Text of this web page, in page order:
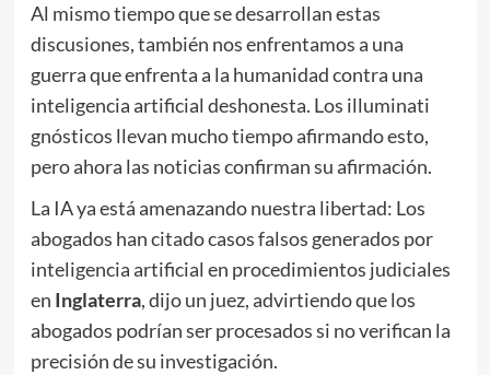
Al mismo tiempo que se desarrollan estas
discusiones, también nos enfrentamos a una
guerra que enfrenta a la humanidad contra una
inteligencia artificial deshonesta. Los illuminati
gnósticos llevan mucho tiempo afirmando esto,
pero ahora las noticias confirman su afirmación.
La IA ya está amenazando nuestra libertad: Los
abogados han citado casos falsos generados por
inteligencia artificial en procedimientos judiciales
en Inglaterra, dijo un juez, advirtiendo que los
abogados podrían ser procesados si no verifican la
precisión de su investigación.